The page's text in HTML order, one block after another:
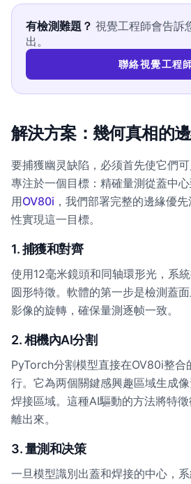
有檢測難題？ 視覺工程師會告訴
出。
聯絡視覺工程
解決方案：幾何真相的
要捕獲幽灵缺陷，必须首先使它們
專注於一個目標：精確量測從蓋中
用OV80i ，我們部署完整的邊緣優
性實現這一目標。
1. 捕獲和對齊
使用12毫米鏡頭和同轴環形光，系
圆形特徵。軟體的第一步是檢測蓋
影像的旋轉，確保量測逐帧一致。
2. 相機內AI分割
PyTorch分割模型直接在OV80i整合
行。它為两個關鍵感興趣區域生成
焊接區域。這種AI驅動的方法將特
離出來。
3. 量測和决策
一旦模型識別出蓋和焊接的中心，